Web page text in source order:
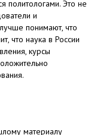
политологами. Это не
и
понимают, что
что наука в России
курсы
материалу